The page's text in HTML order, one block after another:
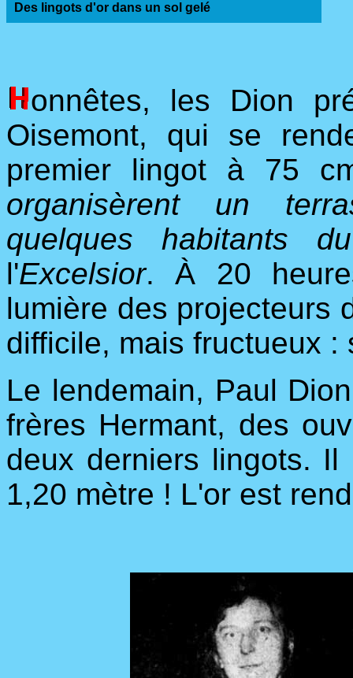
Des lingots d'or dans un sol gelé
onnêtes, les Dion
Oisemont, qui se
premier lingot à 75
organisèrent un
quelques habitants
l'Excelsior. À 20
lumière des projecteurs
difficile, mais fructueux
Le lendemain, Paul
frères Hermant, des
deux derniers lingots.
1,20 mètre ! L'or est